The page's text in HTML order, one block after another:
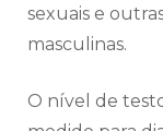
sexuais e
masculinas.
O nível de